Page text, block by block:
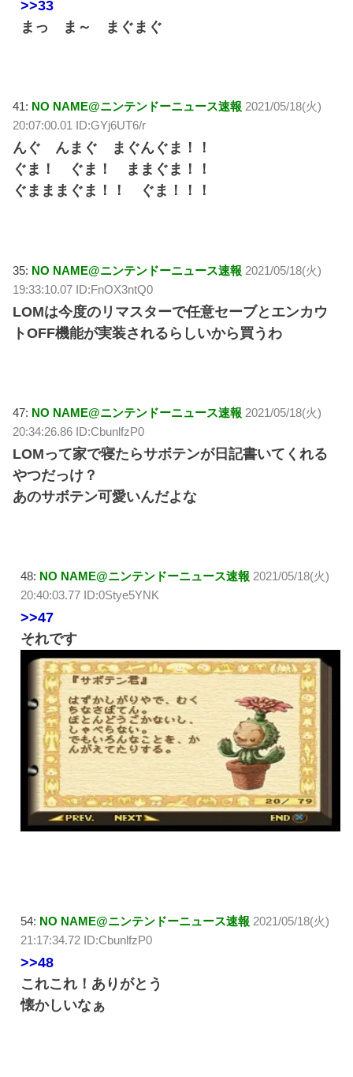
>>33
まっ ま～ まぐまぐ
41: NO NAME@ニンテンドーニュース速報 2021/05/18(火)
20:07:00.01 ID:GYj6UT6/r
んぐ んまぐ まぐんぐま！！
ぐま！ ぐま！ ままぐま！！
ぐまままぐま！！ ぐま！！！
35: NO NAME@ニンテンドーニュース速報 2021/05/18(火)
19:33:10.07 ID:FnOX3ntQ0
LOMは今度のリマスターで任意セーブとエンカウ
トOFF機能が実装されるらしいから買うわ
47: NO NAME@ニンテンドーニュース速報 2021/05/18(火)
20:34:26.86 ID:CbunlfzP0
LOMって家で寝たらサボテンが日記書いてくれる
やつだっけ？
あのサボテン可愛いんだよな
48: NO NAME@ニンテンドーニュース速報 2021/05/18(火)
20:40:03.77 ID:0Stye5YNK
>>47
それです
54: NO NAME@ニンテンドーニュース速報 2021/05/18(火)
21:17:34.72 ID:CbunlfzP0
>>48
これこれ！ありがとう
懐かしいなぁ